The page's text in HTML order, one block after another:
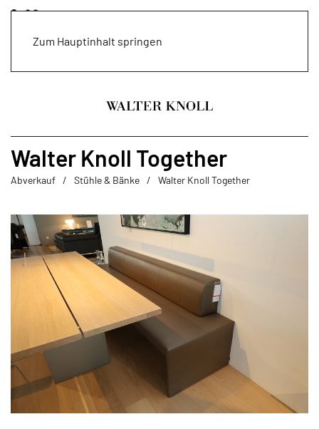
Zum Hauptinhalt springen
Walter Knoll Together
Abverkauf Stühle & Bänke Walter Knoll Together